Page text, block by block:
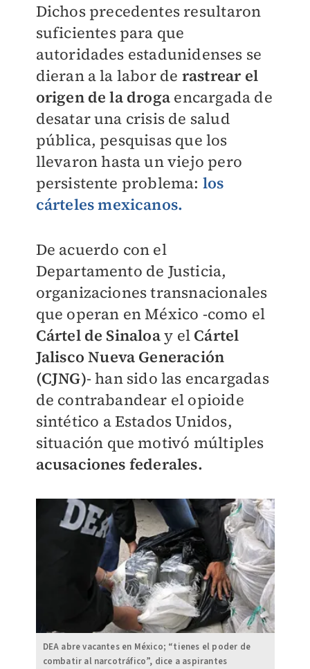
Dichos precedentes resultaron
suficientes para que
autoridades estadunidenses se
dieran a la labor de rastrear el
origen de la droga encargada de
desatar una crisis de salud
pública, pesquisas que los
llevaron hasta un viejo pero
persistente problema: los
cárteles mexicanos.
De acuerdo con el
Departamento de Justicia,
organizaciones transnacionales
que operan en México -como el
Cártel de Sinaloay el Cártel
Jalisco Nueva Generación
(CJNG)- han sido las encargadas
de contrabandear el opioide
sintético a Estados Unidos,
situación que motivó múltiples
acusaciones federales.
DEA abre vacantes en México; “tienes el poder de
combatir al narcotráfico”, dice a aspirantes